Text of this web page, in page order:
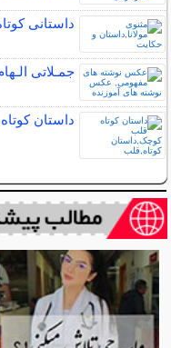
داستانی
جمـلاتی
داستان